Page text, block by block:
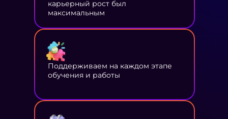
карьерный рост был
максимальным
Поддерживаем на каждом этапе
обучения и работы